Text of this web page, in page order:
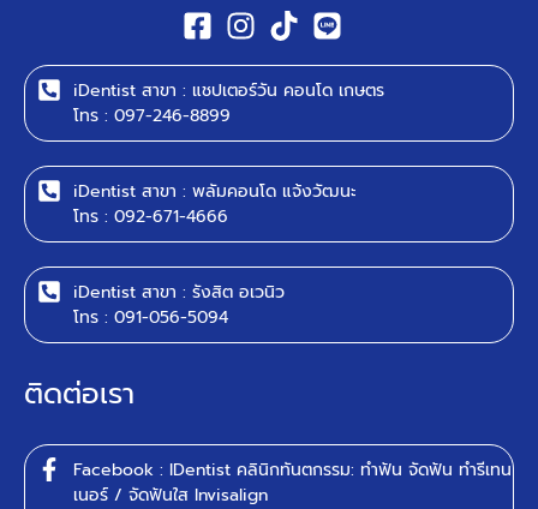
iDentist สาขา : แชปเตอร์วัน คอนโด เกษตร
โทร : 097-246-8899
iDentist สาขา : พลัมคอนโด แจ้งวัฒนะ
โทร : 092-671-4666
iDentist สาขา : รังสิต อเวนิว
โทร : 091-056-5094
ติดต่อเรา
Facebook : IDentist คลินิกทันตกรรม: ทำฟัน จัดฟัน ทำรีเทน
เนอร์ / จัดฟันใส Invisalign